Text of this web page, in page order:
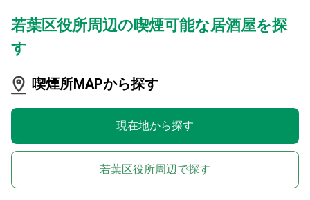
若葉区役所周辺の喫煙可能な居酒屋を探
す
喫煙所MAPから探す
現在地から探す
若葉区役所周辺で探す